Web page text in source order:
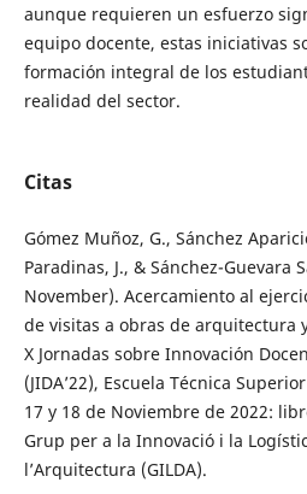
aunque requieren un esfuerzo
equipo docente, estas iniciativas
formación integral de los
realidad del sector.
Citas
Gómez Muñoz, G., Sánchez
Paradinas, J., & Sánchez-Guevara
November). Acercamiento al
de visitas a obras de arquitectura
X Jornadas sobre Innovación
(JIDA’22), Escuela Técnica
17 y 18 de Noviembre de 2022:
Grup per a la Innovació i la
l’Arquitectura (GILDA).